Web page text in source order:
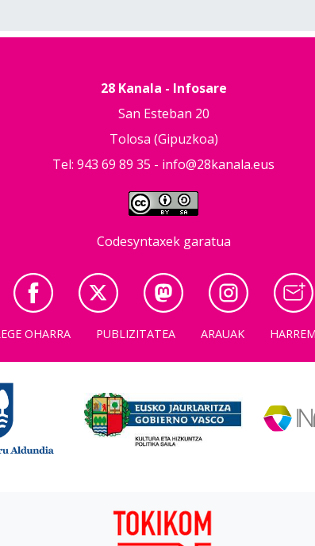
28 Kanala - Infosare
San Esteban 20
Tolosa (Gipuzkoa)
Tel: 943 69 89 35 - info@28kanala.eus
Codesyntaxek garatua
OHARRA PUBLIZITATEA ARAUAK